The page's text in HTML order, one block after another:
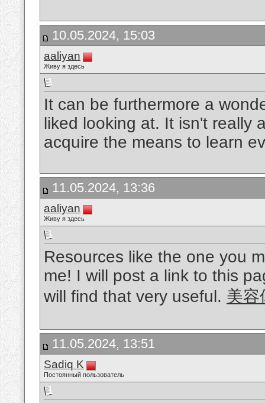
10.05.2024, 15:03
aaliyan
Живу я здесь
It can be furthermore a
liked looking at. It isn't really
acquire the means to learn
11.05.2024, 13:36
aaliyan
Живу я здесь
Resources like the one you
me! I will post a link to this
will find that very useful. 美容
11.05.2024, 13:51
Sadiq K
Постоянный пользователь